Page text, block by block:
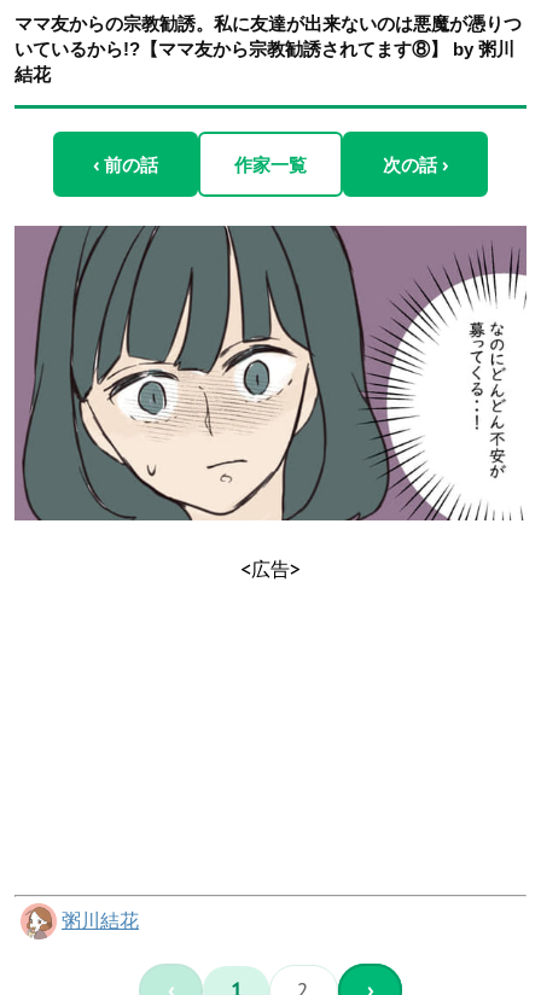
ママ友からの宗教勧誘。私に友達が出来ないのは悪魔が憑りつ
いているから!?【ママ友から宗教勧誘されてます⑧】 by 粥川
結花
‹ 前の話 作家一覧 次の話 ›
<広告>
粥川結花